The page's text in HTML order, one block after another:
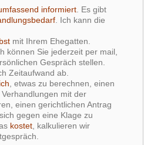
informiert . Es gibt
. Ich kann die
mit Ihrem Ehegatten.
können Sie jederzeit per mail,
Gespräch stellen.
Zeitaufwand ab.
, etwas zu berechnen, einen
mit der
einen gerichtlichen Antrag
gegen eine Klage zu
kostet , kalkulieren wir